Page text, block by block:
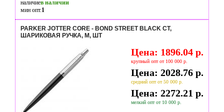
наличиев наличии
мин опт.1
PARKER JOTTER CORE - BOND STREET BLACK CT,
ШАРИКОВАЯ РУЧКА, M, ШТ
Цена: 1896.04 р.
крупный опт от 100 000 р.
Цена: 2028.76 р.
средний опт от 50 000 р.
Цена: 2272.21 р.
мелкий опт от 10 000 р.